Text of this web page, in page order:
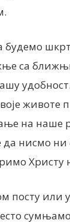
будемо
са
животе
на наше
да нисмо ни
Христу
посту или